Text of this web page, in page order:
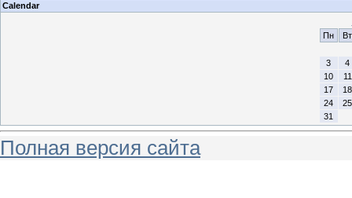
Calendar
Пн
Вт
3
4
10
11
17
18
24
25
31
Полная версия сайта